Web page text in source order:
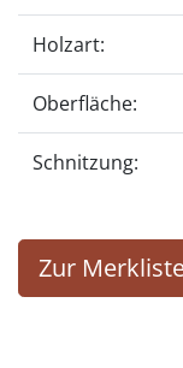
Holzart:
Oberfläche:
Schnitzung:
Zur